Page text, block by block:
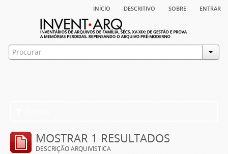
início descritivo sobre entrar
MOSTRAR 1 RESULTADOS
DESCRIÇÃO ARQUIVÍSTICA